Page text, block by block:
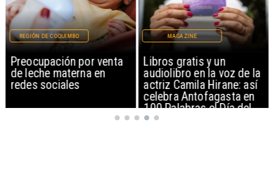
Preocupación por venta
de leche materna en
redes sociales
REGIÓN DE COQUIMBO
Libros gratis y un
audiolibro en la voz de la
actriz Camila Hirane: así
celebra Antofagasta en
100 Palabras el Día del
Patrimonio
MAGAZINE